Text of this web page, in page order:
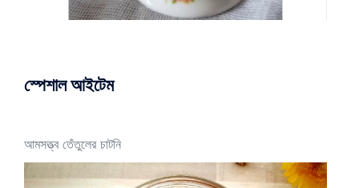
স্পেশাল আইটেম
আমসত্ত্ব তেঁতুলের চাটনি